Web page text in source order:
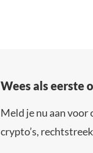
Wees als eerste
Meld je nu aan
crypto’s,